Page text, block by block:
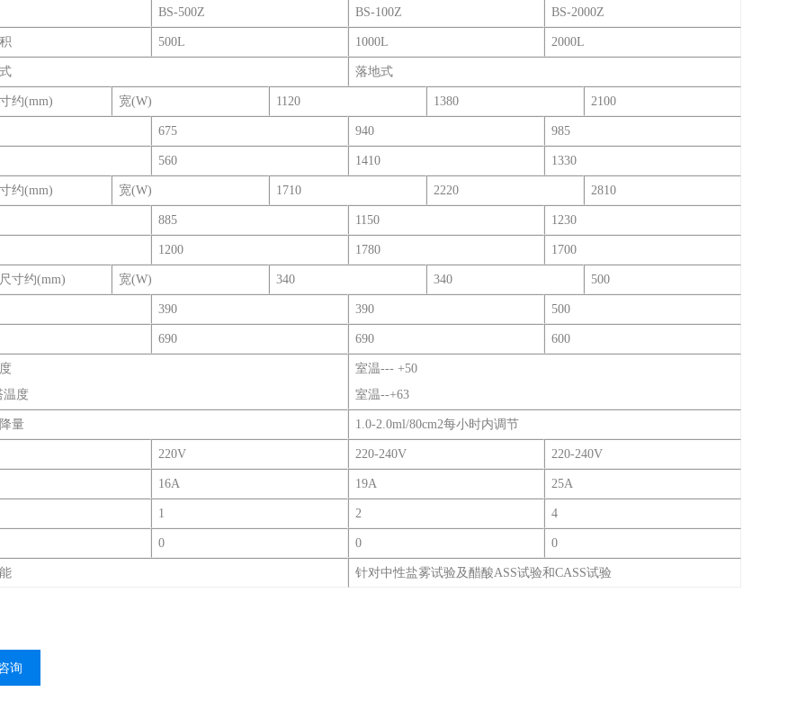
BS-500Z BS-100Z BS-2000Z
500L 1000L 2000L
落地式
约(mm) 宽(W) 1120 1380 2100
675 940 985
560 1410 1330
约(mm) 宽(W) 1710 2220 2810
885 1150 1230
1200 1780 1700
寸约(mm) 宽(W) 340 340 500
390 390 500
690 690 600
温度
室温--- +50
室温--+63
量 1.0-2.0ml/80cm2每小时内调节
220V 220-240V 220-240V
16A 19A 25A
1 2 4
0 0 0
针对中性盐雾试验及醋酸ASS试验和CASS试验
询